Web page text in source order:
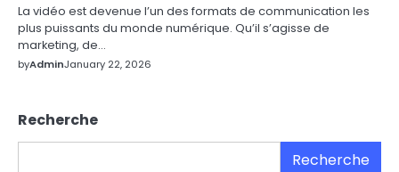
La vidéo est devenue l’un des formats de communication les
plus puissants du monde numérique. Qu’il s’agisse de
marketing, de…
byAdminJanuary 22, 2026
Recherche
Recherche